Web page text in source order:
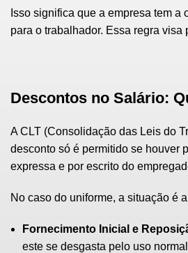
Isso significa que a empresa tem
para o trabalhador. Essa regra
Descontos no Salário:
A CLT (Consolidação das Leis do
desconto só é permitido se houver
expressa e por escrito do
No caso do uniforme, a situação é
Fornecimento Inicial e
este se desgasta pelo uso